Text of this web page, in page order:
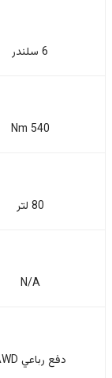
6 سلندر
540 Nm
80 لتر
N/A
دفع رباعي AWD